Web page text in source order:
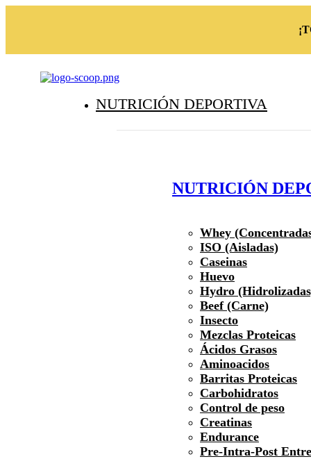
NUTRICIÓN DEPORTIVA
NUTRICIÓN
Whey
ISO (Aisladas)
Caseinas
Huevo
Hydro
Beef (Carne)
Insecto
Mezclas Proteicas
Ácidos Grasos
Aminoacidos
Barritas Proteicas
Carbohidratos
Control de peso
Creatinas
Endurance
Pre-Intra-Post